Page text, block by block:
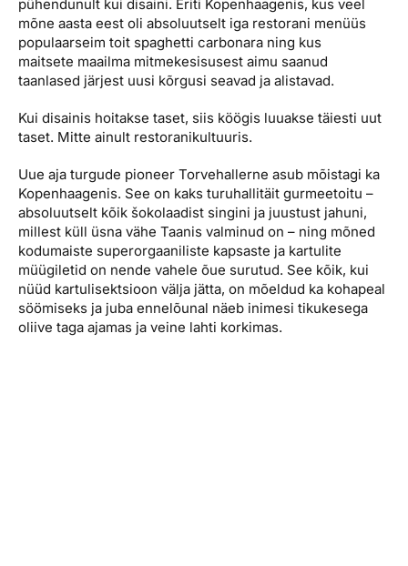
pühendunult kui disaini. Eriti Kopenhaagenis, kus veel
mõne aasta eest oli absoluutselt iga restorani menüüs
populaarseim toit spaghetti carbonara ning kus
maitsete maailma mitmekesisusest aimu saanud
taanlased järjest uusi kõrgusi seavad ja alistavad.
Kui disainis hoitakse taset, siis köögis luuakse täiesti uut
taset. Mitte ainult restoranikultuuris.
Uue aja turgude pioneer Torvehallerne asub mõistagi ka
Kopenhaagenis. See on kaks turuhallitäit gurmeetoitu –
absoluutselt kõik šokolaadist singini ja juustust jahuni,
millest küll üsna vähe Taanis valminud on – ning mõned
kodumaiste superorgaaniliste kapsaste ja kartulite
müügiletid on nende vahele õue surutud. See kõik, kui
nüüd kartulisektsioon välja jätta, on mõeldud ka kohapeal
söömiseks ja juba ennelõunal näeb inimesi tikukesega
oliive taga ajamas ja veine lahti korkimas.